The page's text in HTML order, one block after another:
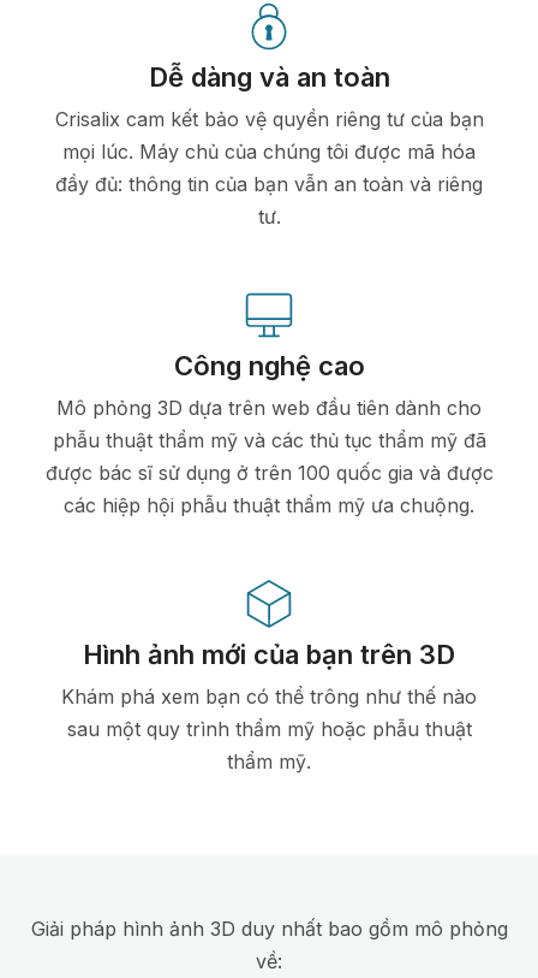
Dễ dàng và an toàn
Crisalix cam kết bảo vệ quyền riêng tư của bạn
mọi lúc. Máy chủ của chúng tôi được mã hóa
đầy đủ: thông tin của bạn vẫn an toàn và riêng
tư.
Công nghệ cao
Mô phỏng 3D dựa trên web đầu tiên dành cho
phẫu thuật thẩm mỹ và các thủ tục thẩm mỹ đã
được bác sĩ sử dụng ở trên 100 quốc gia và được
các hiệp hội phẫu thuật thẩm mỹ ưa chuộng.
Hình ảnh mới của bạn trên 3D
Khám phá xem bạn có thể trông như thế nào
sau một quy trình thẩm mỹ hoặc phẫu thuật
thẩm mỹ.
Giải pháp hình ảnh 3D duy nhất bao gồm mô phỏng
về: